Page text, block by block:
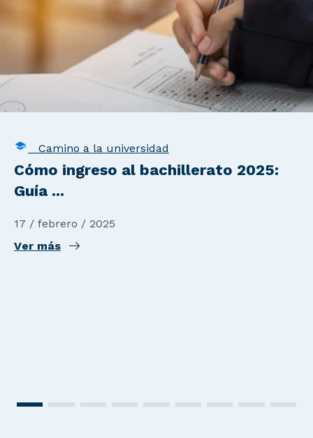
Camino a la universidad
Cómo ingreso al bachillerato 2025:
Guía ...
17 / febrero / 2025
Ver más